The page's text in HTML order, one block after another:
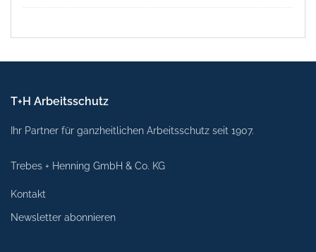
T+H Arbeitsschutz
Ihr Partner für ganzheitlichen Arbeitsschutz seit 1907.
Trebes + Henning GmbH & Co. KG
Kontakt
Newsletter abonnieren